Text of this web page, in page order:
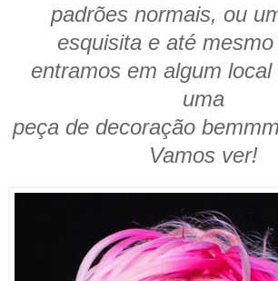
padrões normais, ou
esquisita e até
entramos em algum local
uma
peça de decoração
Vamos ver!